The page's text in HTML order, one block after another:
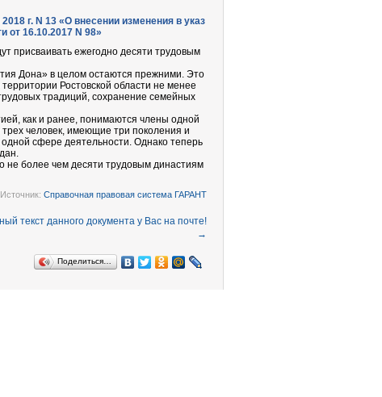
г. N 13 «О внесении изменения в указ
от 16.10.2017 N 98»
присваивать ежегодно десяти трудовым
Дона» в целом остаются прежними. Это
Ростовской области не менее
традиций, сохранение семейных
как и ранее, понимаются члены одной
трех человек, имеющие три поколения и
сфере деятельности. Однако теперь
не более чем десяти трудовым династиям
Источник: Справочная правовая система ГАРАНТ
→
Поделиться…